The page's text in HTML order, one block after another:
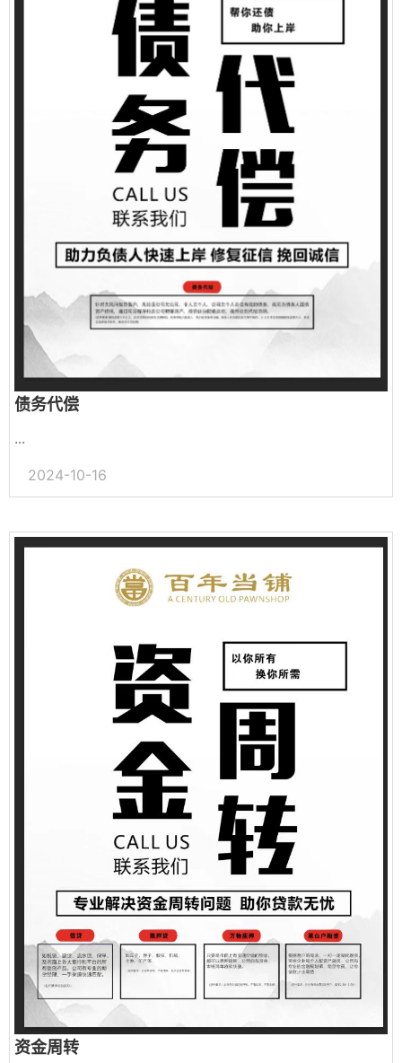
债务代偿
...
2024-10-16
资金周转